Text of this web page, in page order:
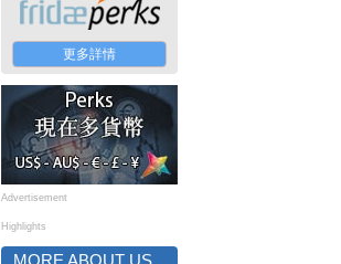
更多詳情
Advertisement
Highlights